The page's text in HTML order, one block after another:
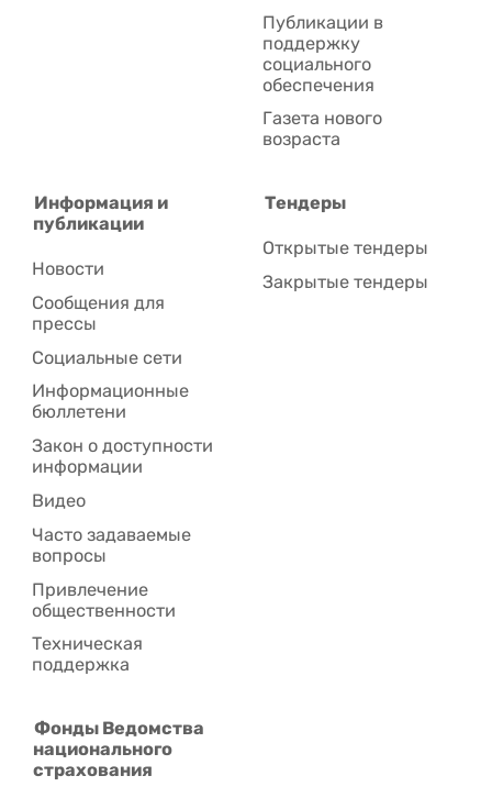
Публикации в
поддержку
социального
обеспечения
Газета нового
возраста
Информация и
публикации
Новости
Сообщения для
прессы
Социальные сети
Информационные
бюллетени
Закон о доступности
информации
Видео
Часто задаваемые
вопросы
Привлечение
общественности
Техническая
поддержка
Тендеры
Открытые тендеры
Закрытые тендеры
Фонды Ведомства
национального
страхования